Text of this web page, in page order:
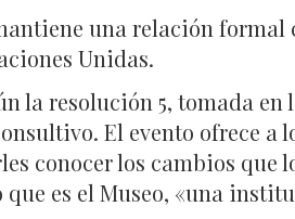
una relación formal
Unidas.
la resolución 5, tomada en
El evento ofrece a
conocer los cambios que
es el Museo, «una